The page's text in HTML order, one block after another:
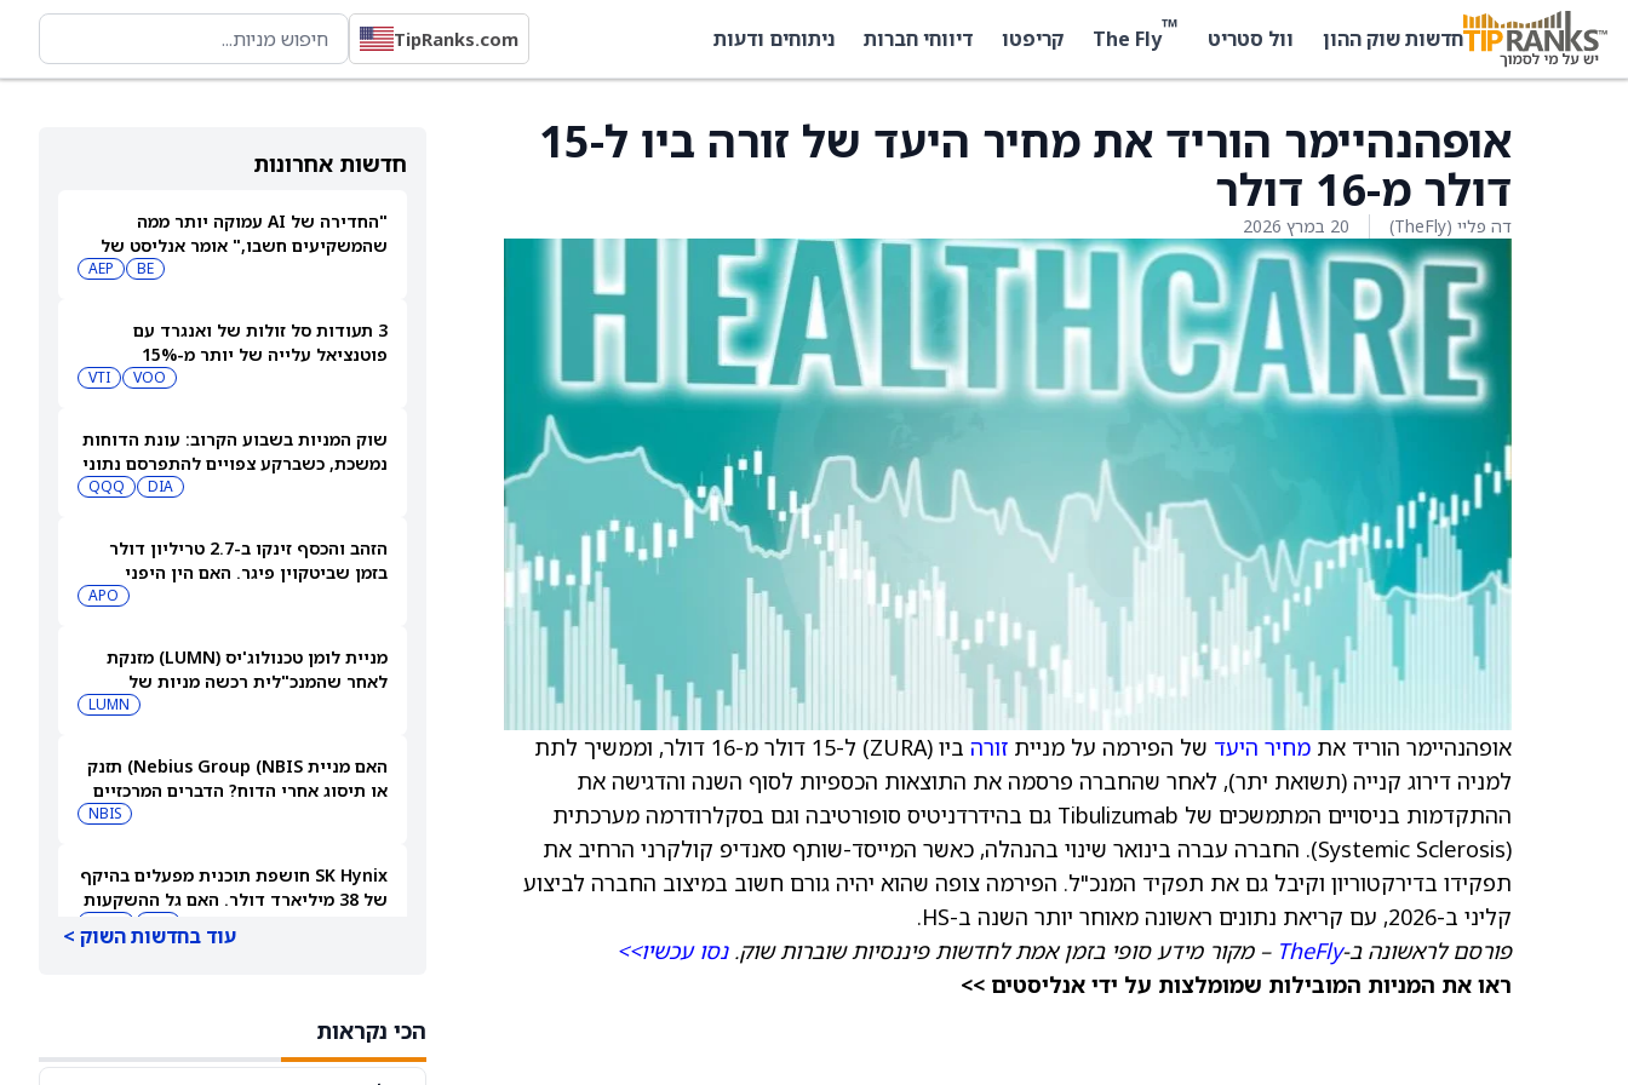
חדשות שוק ההון וול סטריט ™
The Fly קריפטו דיווחי חברות ניתוחים ודעות TipRanks.com
חדשות אחרונות
"החדירה של AI עמוקה יותר ממה
שהמשקיעים חשבו," אומר אנליסט של
Evercore על בלום אנרג'י (BE), אך המניה
BE
AEP
3 תעודות סל זולות של ואנגרד עם
פוטנציאל עלייה של יותר מ-15%
VOO
VTI
שוק המניות בשבוע הקרוב: עונת הדוחות
נמשכת, כשברקע צפויים להתפרסם נתוני
DIA
QQQ
הזהב והכסף זינקו ב-2.7 טריליון דולר
בזמן שביטקוין פיגר. האם הין היפני
APO
מניית לומן טכנולוג'יס (LUMN) מזנקת
לאחר שהמנכ"לית רכשה מניות של
LUMN
האם מניית Nebius Group (NBIS) תזנק
או תיסוג אחרי הדוח? הדברים המרכזיים
NBIS
SK Hynix חושפת תוכנית מפעלים בהיקף
של 38 מיליארד דולר. האם גל ההשקעות
העצום הזה יפגע במניית מיקרוןעוד בחדשות השוק >
הכי נקראות
אופהנהיימר הוריד את מחיר היעד של זורה ביו ל-15
דולר מ-16 דולר
דה פליי (TheFly) 20 במרץ 2026
אופהנהיימר הוריד את מחיר היעד של הפירמה על מניית זורה
ביו (ZURA) ל-15 דולר מ-16 דולר, וממשיך לתת
למניה דירוג קנייה (תשואת יתר), לאחר שהחברה פרסמה את התוצאות הכספיות לסוף השנה והדגישה את
ההתקדמות בניסויים המתמשכים של Tibulizumab גם בהידרדניטיס סופורטיבה וגם בסקלרודרמה מערכתית
(Systemic Sclerosis). החברה עברה בינואר שינוי בהנהלה, כאשר המייסד-שותף סאנדיפ קולקרני הרחיב את
תפקידו בדירקטוריון וקיבל גם את תפקיד המנכ"ל. הפירמה צופה שהוא יהיה גורם חשוב במיצוב החברה לביצוע
קליני ב-2026, עם קריאת נתונים ראשונה מאוחר יותר השנה ב-HS.
פורסם לראשונה ב-TheFly – מקור מידע סופי בזמן אמת לחדשות פיננסיות שוברות שוק.נסו עכשיו>>
ראו את המניות המובילות שמומלצות על ידי אנליסטים >>